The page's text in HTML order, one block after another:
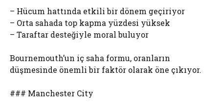
– Hücum hattında etkili bir dönem geçiriyor
– Orta sahada top kapma yüzdesi yüksek
– Taraftar desteğiyle moral buluyor
Bournemouth’un iç saha formu, oranların
düşmesinde önemli bir faktör olarak öne çıkıyor.
### Manchester City